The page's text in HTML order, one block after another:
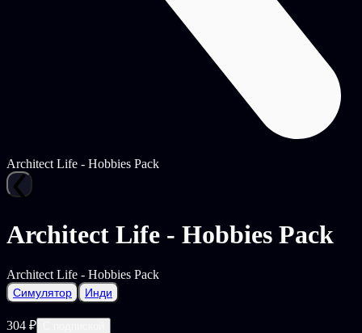
Architect Life - Hobbies Pack
Architect Life - Hobbies Pack
Architect Life - Hobbies Pack
Симулятор Инди
304 ₽